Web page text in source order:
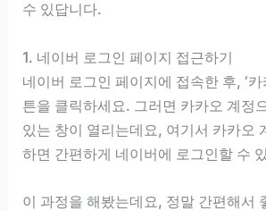
수 있답니다.
1. 네이버 로그인 페이지 접근하기
네이버 로그인 페이지에 접속한 후, ‘카
튼을 클릭하세요. 그러면 카카오 계정
있는 창이 열리는데요, 여기서 카카오
하면 간편하게 네이버에 로그인할 수
이 과정을 해봤는데요, 정말 간편해서